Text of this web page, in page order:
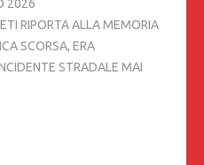
2026
RIPORTA ALLA MEMORIA
SCORSA, ERA
STRADALE MAI